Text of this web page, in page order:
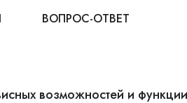
ВОПРОС-ОТВЕТ
возможностей и